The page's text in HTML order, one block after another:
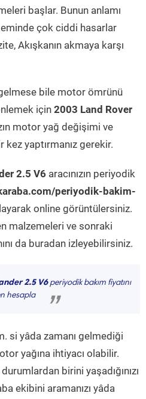
başlar. Bunun anlamı
çok ciddi hasarlar
Akışkanın akmaya karşı
bile motor ömrünü
için 2003 Land Rover
motor yağ değişimi ve
kez yaptırmanız gerekir.
2.5 V6 aracınızın periyodik
periyodik-bakim-
online görüntülersiniz.
malzemeleri ve sonraki
da buradan izleyebilirsiniz.
2.5 V6periyodik bakım fiyatını
hesapla
”
si yâda zamanı gelmediği
yağına ihtiyacı olabilir.
birini yaşadığınızı
ekibini aramanızı yâda